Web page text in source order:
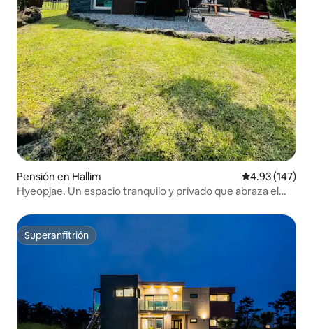
Pensión en Hallim Calificación
4.93 (147)
Hyeopjae. Un espacio tranquilo y privado que abraza el
Superanfitrión
Superanfitrión